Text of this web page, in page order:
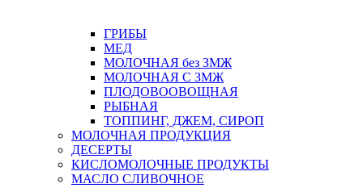
ГРИБЫ
МЕД
МОЛОЧНАЯ без ЗМЖ
МОЛОЧНАЯ С ЗМЖ
ПЛОДОВООВОЩНАЯ
РЫБНАЯ
ТОППИНГ, ДЖЕМ, СИРОП
МОЛОЧНАЯ ПРОДУКЦИЯ
ДЕСЕРТЫ
КИСЛОМОЛОЧНЫЕ ПРОДУКТЫ
МАСЛО СЛИВОЧНОЕ